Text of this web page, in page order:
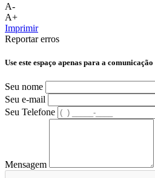
A-
A+
Imprimir
Reportar erros
Use este espaço apenas para a
Seu nome
Seu e-mail
Seu Telefone
Mensagem